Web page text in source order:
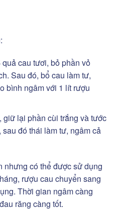
cau tươi, bỏ phần vỏ
Sau đó, bổ cau làm tư,
bình ngâm với 1 lít rượu
giữ lại phần cùi trắng và tước
đó thái làm tư, ngâm cả
nhưng có thể được sử dụng
rượu cau chuyển sang
Thời gian ngâm càng
răng càng tốt.